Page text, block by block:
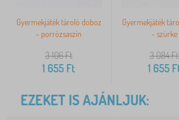
Gyermekjáték tároló doboz
- porrózsaszín
3 106Ft
1 655 Ft
Gyermekjáték
- szürke
3 084Ft
1 655
EZEKET IS AJÁNLJUK: